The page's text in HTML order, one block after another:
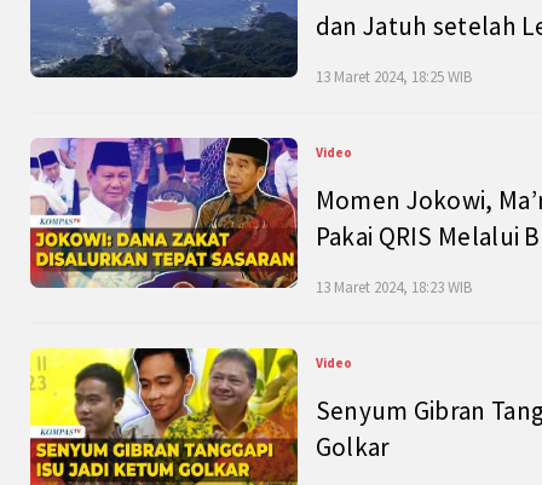
dan Jatuh setelah
13 Maret 2024, 18:25 WIB
Video
Momen Jokowi,
Pakai QRIS Melalui
13 Maret 2024, 18:23 WIB
Video
Senyum Gibran
Golkar